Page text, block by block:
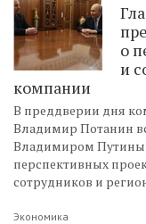
о
и
компании
В преддверии дня
Владимир Потанин
Владимиром
перспективных
сотрудников и
Экономика